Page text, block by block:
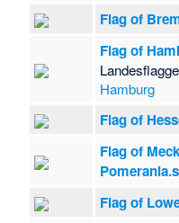
Flag of
Flag of
Hamburg
Flag of
Flag of
Flag of